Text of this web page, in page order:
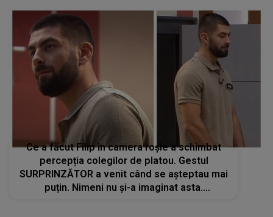
Ce a făcut Filip în camera roșie a schimbat
percepția colegilor de platou. Gestul
SURPRINZĂTOR a venit când se așteptau mai
puțin. Nimeni nu și-a imaginat asta.